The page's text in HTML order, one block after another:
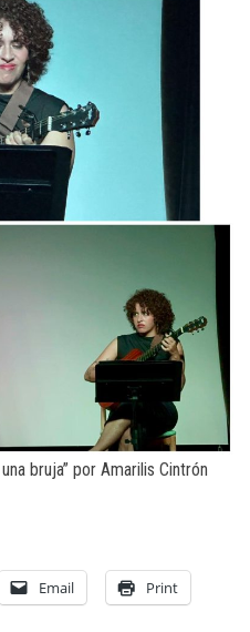
bruja” por Amarilis Cintrón
Email Print